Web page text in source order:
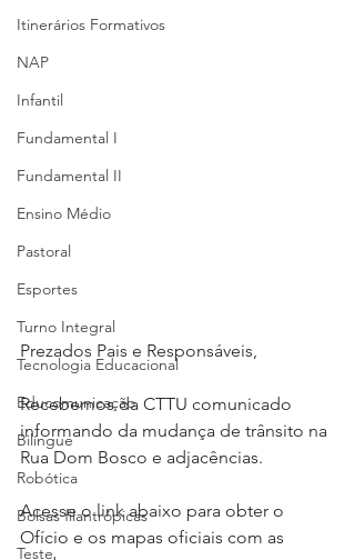
Itinerários Formativos
NAP
Infantil
Fundamental I
Fundamental II
Ensino Médio
Pastoral
Esportes
Turno Integral
Tecnologia Educacional
Educomunicação
Bilíngue
Robótica
Bolsas filantrópicas
Teste
Prezados Pais e Responsáveis,
Recebemos da CTTU comunicado
informando da mudança de trânsito na
Rua Dom Bosco e adjacências.
Acesse o link abaixo para obter o
Ofício e os mapas oficiais com as